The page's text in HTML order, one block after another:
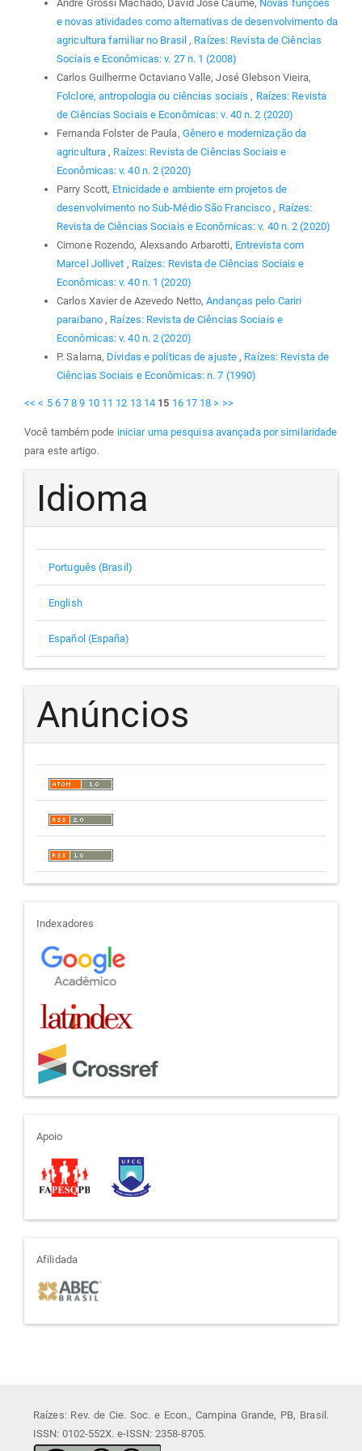
André Grossi Machado, David José Caume, Novas funções
e novas atividades como alternativas de desenvolvimento da
agricultura familiar no Brasil , Raízes: Revista de Ciências
Sociais e Econômicas: v. 27 n. 1 (2008)
Carlos Guilherme Octaviano Valle, José Glebson Vieira,
Folclore, antropologia ou ciências sociais , Raízes: Revista
de Ciências Sociais e Econômicas: v. 40 n. 2 (2020)
Fernanda Folster de Paula, Gênero e modernização da
agricultura , Raízes: Revista de Ciências Sociais e
Econômicas: v. 40 n. 2 (2020)
Parry Scott, Etnicidade e ambiente em projetos de
desenvolvimento no Sub-Médio São Francisco , Raízes:
Revista de Ciências Sociais e Econômicas: v. 40 n. 2 (2020)
Cimone Rozendo, Alexsando Arbarotti, Entrevista com
Marcel Jollivet , Raízes: Revista de Ciências Sociais e
Econômicas: v. 40 n. 1 (2020)
Carlos Xavier de Azevedo Netto,Andanças pelo Cariri
paraibano , Raízes: Revista de Ciências Sociais e
Econômicas: v. 40 n. 2 (2020)
P. Salama, Dívidas e políticas de ajuste , Raízes: Revista de
Ciências Sociais e Econômicas: n. 7 (1990)
<< < 5 6 7 8 9 10 11 12 13 14 15 16 17 18 > >>
Você também pode iniciar uma pesquisa avançada por similaridade
para este artigo.
Idioma
Português (Brasil)
English
Español (España)
Anúncios
indexadores
Indexadores
apoio
Apoio
afiliada
Afilidada
Raízes: Rev. de Cie. Soc. e Econ., Campina Grande, PB, Brasil.
ISSN: 0102-552X. e-ISSN: 2358-8705.